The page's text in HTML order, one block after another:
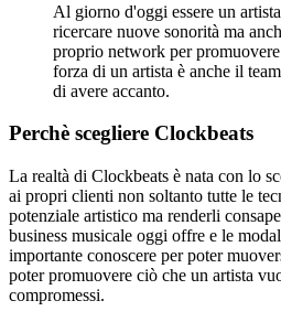
Al giorno d'oggi essere un
ricercare nuove sonorità ma
proprio network per
forza di un artista è anche il
di avere accanto.
Perchè scegliere Clockbeats
La realtà di Clockbeats è nata con lo
ai propri clienti non soltanto tutte le
potenziale artistico ma renderli
business musicale oggi offre e le
importante conoscere per poter
poter promuovere ciò che un artista
compromessi.